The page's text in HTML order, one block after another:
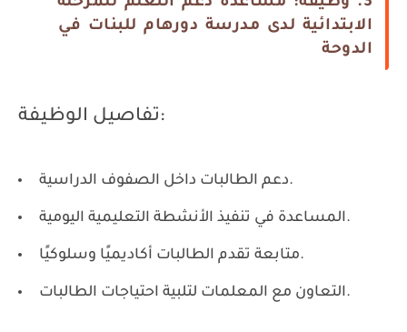
الابتدائية لدى مدرسة دورهام للبنات في
الدوحة
تفاصيل الوظيفة:
دعم الطالبات داخل الصفوف الدراسية.
المساعدة في تنفيذ الأنشطة التعليمية اليومية.
متابعة تقدم الطالبات أكاديميًا وسلوكيًا.
التعاون مع المعلمات لتلبية احتياجات الطالبات.